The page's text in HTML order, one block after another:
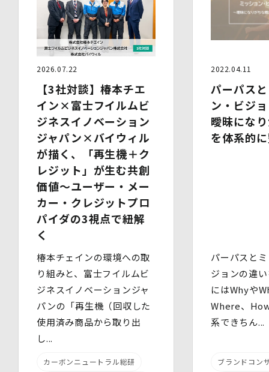
上記の内容によらない個人情報の第三者提供を行う場合に
は、あらかじめ本人に対し個別具体的な内容を提示して同
意を得ます。
5.委託
当社は、上記利用目的の達成に必要な範囲内において、個
す。個人情報の取扱いを外部に委託する際は、十分な情報
管理水準を確保している委託先を選定するとともに、当該
委託先には必要かつ適切な監督を行います。
6.安全管理措置
当社は、個人情報保護法、個人情報保護方針及び本方針に
従って、個人データ（個人情報保護法第16条第３項により
定義された「個人データ」をいい、以下同様とします。）
を適切に取り扱い、正確かつ最新のものとするよう適切な
処置を講じます。
また、個人データの漏えい、滅失又は毀損の防止その他の
個人データの保護のため、個人データを適切かつ安全に管
理します。
当社は、個人情報を適切に取り扱うため、以下の安全管理
措置を実施します。
・ 個人データの取扱いに関する責任者を定め、報告連絡
体制や取扱方法を管理しています。
・ 個人情報の取扱状況について定期的な点検及び監査を
実施しています。
(2)人的安全管理措置
員に定期的な研修を実施しています。
2026.07.22
【3社対談】椿本チエ
イン×富士フイルムビ
ジネスイノベーション
ジャパン×バイウィル
が描く、「再生機＋ク
レジット」が生む共創
価値～ユーザー・メー
カー・クレジットプロ
パイダの3視点で紐解
く
椿本チェインの環境への取
り組みと、富士フイルムビ
ジネスイノベーションジャ
パンの「再生機（回収した
使用済み商品から取り出
し...
カーボンニュートラル総研
2022.04.11
パーパス
ン・ビジ
曖昧にな
を体系的
パーパスと
ジョンの違
にはWhyや
Where、
系できちん...
ブランドコン